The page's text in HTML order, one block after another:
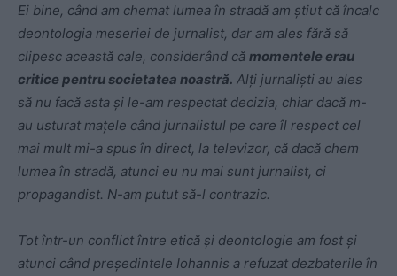
Ei bine, când am chemat lumea în stradă am știut că încalc
deontologia meseriei de jurnalist, dar am ales fără să
clipesc această cale, considerând că momentele erau
critice pentru societatea noastră. Alți jurnaliști au ales
să nu facă asta și le-am respectat decizia, chiar dacă m-
au usturat mațele când jurnalistul pe care îl respect cel
mai mult mi-a spus în direct, la televizor, că dacă chem
lumea în stradă, atunci eu nu mai sunt jurnalist, ci
propagandist. N-am putut să-l contrazic.
Tot într-un conflict între etică și deontologie am fost și
atunci când președintele Iohannis a refuzat dezbaterile în